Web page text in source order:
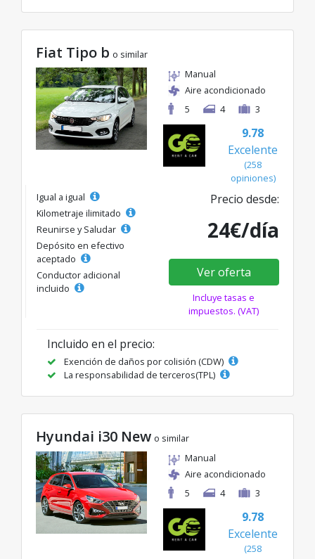
Fiat Tipo b o similar
Manual
Aire acondicionado
5
4 3
9.78
Excelente
(258
opiniones)
Igual a igual
Kilometraje ilimitado
Reunirse y Saludar
Depósito en efectivo
aceptado
Conductor adicional
incluido
Precio desde:
24€/día
Ver oferta
Incluye tasas e
impuestos. (VAT)
Incluido en el precio:
Exención de daños por colisión (CDW)
La responsabilidad de terceros(TPL)
Hyundai i30 New o similar
Manual
Aire acondicionado
5
4 3
9.78
Excelente
(258